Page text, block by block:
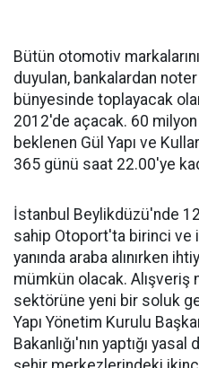
Bütün otomotiv
duyulan, bankalardan
bünyesinde toplayacak
2012'de açacak. 60
beklenen Gül Yapı ve
365 günü saat 22.00'ye
İstanbul Beylikdüzü'nde
sahip Otoport'ta birinci ve
yanında araba alınırken
mümkün olacak. Alışveriş
sektörüne yeni bir soluk
Yapı Yönetim Kurulu
Bakanlığı'nın yaptığı